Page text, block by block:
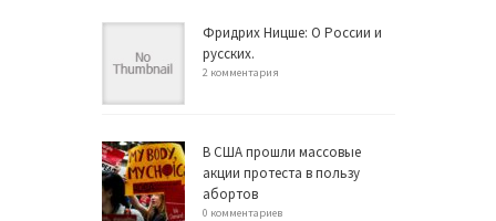
Фридрих Ницше: О России и
русских.
2 комментария
В США прошли массовые
акции протеста в пользу
абортов
0 комментариев